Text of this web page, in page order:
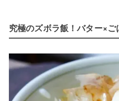
究極のズボラ飯！バター×